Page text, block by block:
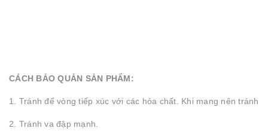
CÁCH BẢO QUẢN SẢN PHẨM:
1. Tránh để vòng tiếp xúc với các hóa chất. Khi mang nên tránh
2. Tránh va đập mạnh.